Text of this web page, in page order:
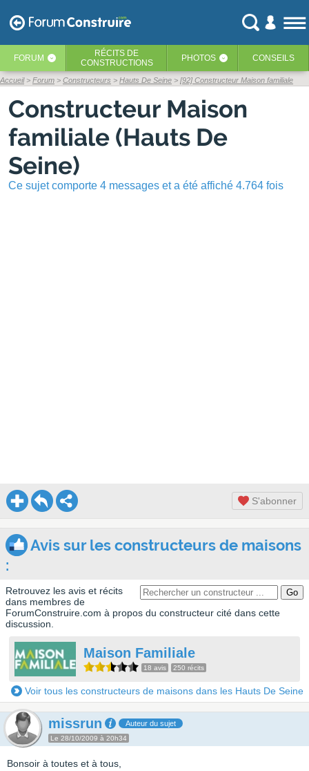
FORUM ‹ RÉCITS DE
CONSTRUCTIONS
PHOTOS ‹ CONSEILS
Accueil Forum Constructeurs Hauts De Seine [92] Constructeur Maison familiale
Constructeur Maison
familiale (Hauts De
Seine)
Ce sujet comporte 4 messages et a été affiché 4.764 fois
S'abonner
Avis sur les constructeurs de maisons
:
Retrouvez les avis et récits
dans membres de
ForumConstruire.com à propos du constructeur cité dans cette
discussion.
Maison Familiale
18 avis 250 récits
Voir tous les constructeurs de maisons dans les Hauts De Seine
missrun Auteur du sujet
Le 28/10/2009 à 20h34
Bonsoir à toutes et à tous,